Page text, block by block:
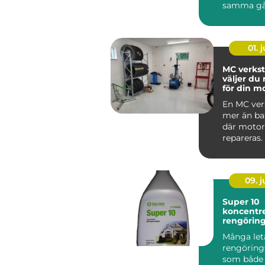
samma
ärvda fö...
01.
MC
väljer du
för din
En MC
mer än
där
09.
Super 10
hem och
Många
som